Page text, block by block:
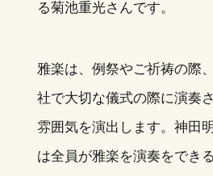
る菊池重光さんです。
雅楽は、例祭やご祈祷の際
社で大切な儀式の際に演奏
雰囲気を演出します。神田
は全員が雅楽を演奏をでき